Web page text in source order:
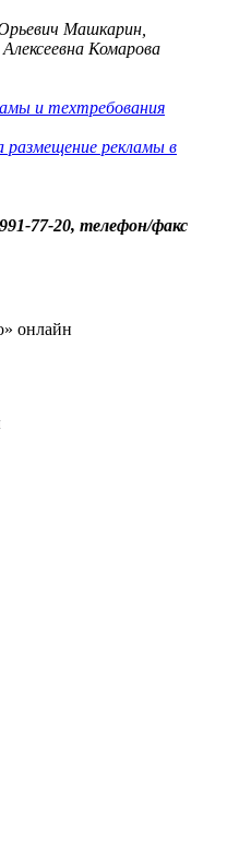
Машкарин,
Комарова
и техтребования
рекламы в
77-20, телефон/факс
онлайн